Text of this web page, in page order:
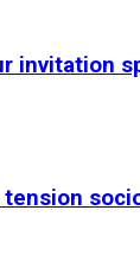
invitation
tension